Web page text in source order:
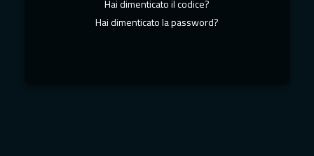
Hai dimenticato il codice?
Hai dimenticato la password?